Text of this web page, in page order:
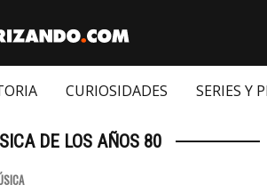
CURIOSIDADES SERIES Y
DE LOS AÑOS 80